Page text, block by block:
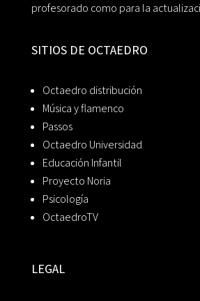
profesorado como para la
SITIOS DE OCTAEDRO
Octaedro distribución
Música y flamenco
Passos
Octaedro Universidad
Educación Infantil
Proyecto Noria
Psicología
OctaedroTV
LEGAL